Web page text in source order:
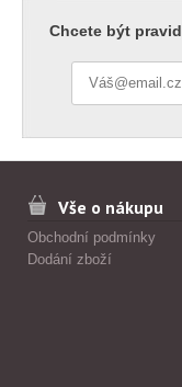
Chcete být
Vše o nákupu
Obchodní podmínky
Dodání zboží